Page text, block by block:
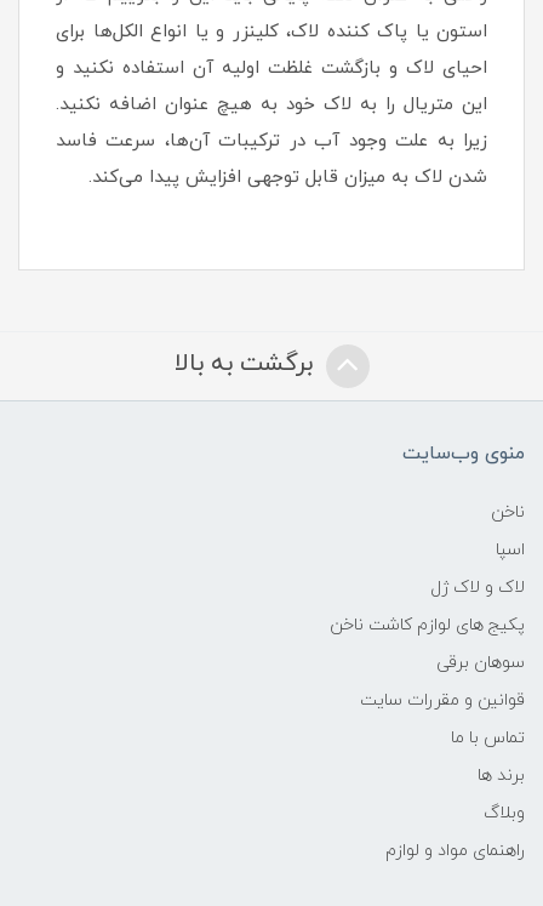
استون یا پاک کننده لاک، کلینزر و یا انواع الکل‌ها برای
احیای لاک و بازگشت غلظت اولیه آن استفاده نکنید و
این متریال را به لاک خود به هیچ عنوان اضافه نکنید.
زیرا به علت وجود آب در ترکیبات آن‌ها، سرعت فاسد
شدن لاک به میزان قابل توجهی افزایش پیدا می‌کند.
برگشت به بالا
منوی وب‌سایت
ناخن
اسپا
لاک و لاک ژل
پکیج های لوازم کاشت ناخن
سوهان برقی
قوانین و مقررات سایت
تماس با ما
برند ها
وبلاگ
راهنمای مواد و لوازم